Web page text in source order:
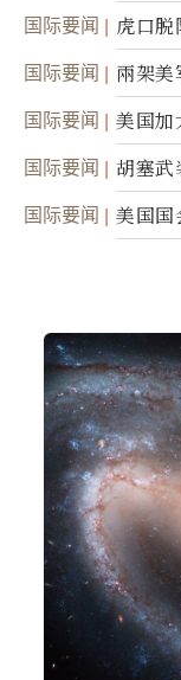
国际要闻 虎口
国际要闻
兩架
踪
国际要闻
美国加
民权力
国际要闻
胡塞武
面入
国际要闻 美国